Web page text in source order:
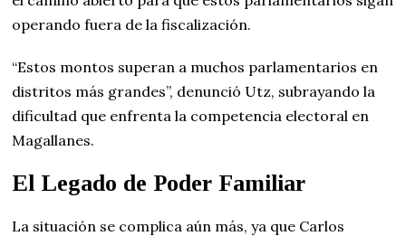
operando fuera de la fiscalización.
“Estos montos superan a muchos parlamentarios en
distritos más grandes”, denunció Utz, subrayando la
dificultad que enfrenta la competencia electoral en
Magallanes.
El Legado de Poder Familiar
La situación se complica aún más, ya que Carlos